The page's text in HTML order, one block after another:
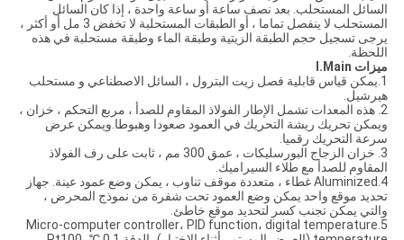
السائل المستحلب. بعد نصف ساعة أو ساعة واحدة ، إذا كان السائل
المستحلب لا ينفصل تماما ، أو الطبقات المستحلبة لا تخفض 3 مل أو أكثر ،
يرجى تسجيل حجم الطبقة الزيتية وطبقة الماء وطبقة مستحلبة في هذه
اللحظة.
ميزات I.Main
1.يمكن قياس قابلية فصل زيت البترول ، السائل الاصطناعي و مستحلب
هيرشيل.
2. هذه المعدات تشمل الإطار الفولاذ المقاوم للصدأ ، مربع التحكم ، خزان ،
ويمكن تحريك ريشة التحريك في العمود صعودا وهبوطا.ويمكن عرض
سرعة التحريك رقميا.
3. خزان الزجاج البورسليكات ، عمق 300 مم ، ثابت على رف الفولاذ
المقاوم للصدأ مع طلاء السيراميك.
4.Aluminized غطاء ، متعددة موقف تناوب ، يمكن وضع عمود عينة. جهاز
تحديد موقع واحد يمكن وضع العمود تحت شفرة من نموذج المحرض ،
والتي يمكن تجنب كسر لتحديد موقع خاطئ.
5.Micro-computer controller، PID function، digital temperature